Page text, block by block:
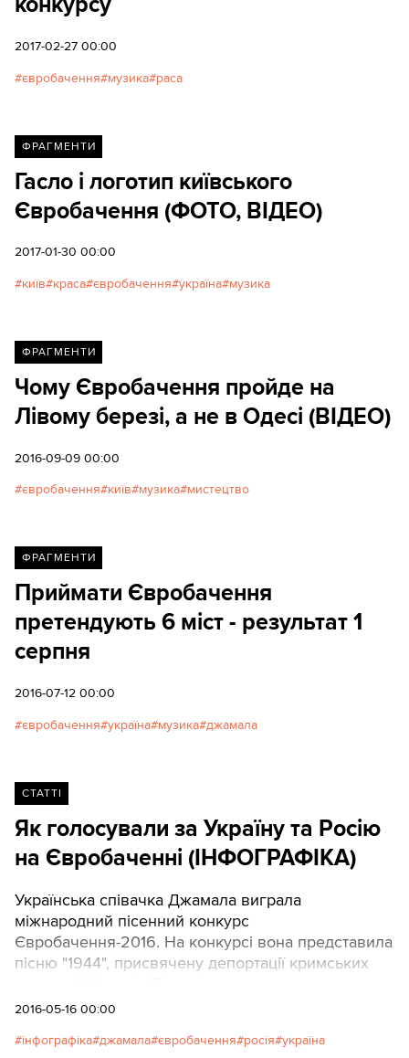
2017-02-27 00:00
євробачення музика раса
ФРАГМЕНТИ
Гасло і логотип київського
Євробачення (ФОТО, ВІДЕО)
2017-01-30 00:00
київ краса євробачення україна музика
ФРАГМЕНТИ
Чому Євробачення пройде на
Лівому березі, а не в Одесі (ВІДЕО)
2016-09-09 00:00
євробачення київ музика мистецтво
ФРАГМЕНТИ
Приймати Євробачення
претендують 6 міст - результат 1
серпня
2016-07-12 00:00
євробачення україна музика джамала
СТАТТІ
Як голосували за Україну та Росію
на Євробаченні (ІНФОГРАФІКА)
Українська співачка Джамала виграла
міжнародний пісенний конкурс
Євробачення-2016. На конкурсі вона представила
пісню "1944", присвячену депортації кримських
інфографіку про те, як голосували журі та
і аналіз даних: Андрій Газін
2016-05-16 00:00
інфографіка джамала євробачення росія україна